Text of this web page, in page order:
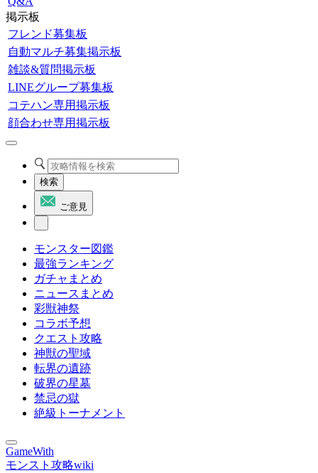
掲示板
フレンド募集板
自動マルチ募集掲示板
雑談&質問掲示板
LINEグループ募集板
コテハン専用掲示板
顔合わせ専用掲示板
検索
ご意見
モンスター図鑑
最強ランキング
ガチャまとめ
ニュースまとめ
彩獣神祭
コラボ予想
クエスト攻略
神獣の聖域
転界の遺跡
破界の星墓
禁忌の獄
絶級トーナメント
GameWith
モンスト攻略wiki